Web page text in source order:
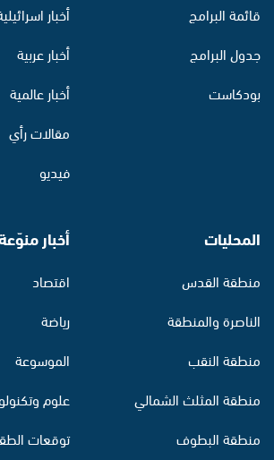
قائمة البرامج
جدول البرامج
بودكاست
أخبار
أخبار عربية
أخبار عالمية
مقالات رأي
فيديو
المحليات
منطقة القدس
الناصرة والمنطقة
منطقة النقب
منطقة المثلث الشمالي
منطقة البطوف
أخبار
اقتصاد
رياضة
الموسوعة
علوم
توقعات